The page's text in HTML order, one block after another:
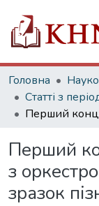
Головна
Перший
з
зразок